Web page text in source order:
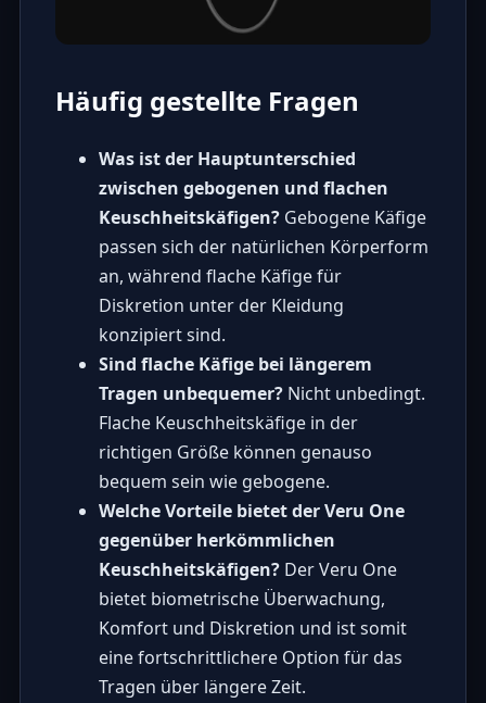
Häufig gestellte Fragen
Was ist der Hauptunterschied
zwischen gebogenen und flachen
Keuschheitskäfigen?Gebogene Käfige
passen sich der natürlichen Körperform
an, während flache Käfige für
Diskretion unter der Kleidung
konzipiert sind.
Sind flache Käfige bei längerem
Tragen unbequemer?Nicht unbedingt.
Flache Keuschheitskäfige in der
richtigen Größe können genauso
bequem sein wie gebogene.
Welche Vorteile bietet der Veru One
gegenüber herkömmlichen
Keuschheitskäfigen?Der Veru One
bietet biometrische Überwachung,
Komfort und Diskretion und ist somit
eine fortschrittlichere Option für das
Tragen über längere Zeit.